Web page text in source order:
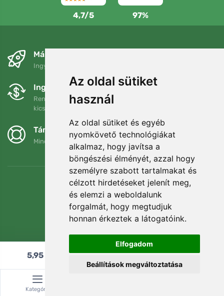
Az oldal sütiket
használ
Az oldal sütiket és egyéb
nyomkövető technológiákat
alkalmaz, hogy javítsa a
böngészési élményét, azzal hogy
személyre szabott tartalmakat és
célzott hirdetéseket jelenít meg,
és elemzi a weboldalunk
forgalmát, hogy megtudjuk
honnan érkeztek a látogatóink.
Elfogadom
Beállítások megváltoztatása
4,7/5 97%
Másnapra és ingyenesen
Ingyenes szállítás a következő összeg felett: 80 EUR
Ingyenes csere és visszaküldés
Rendelését 90 napon belül bármikor visszaküldheti vagy
kicserélheti.
Támogatjuk a Trees.org-ot
Minden megrendelésért ültetünk egy fát! Bővebben
5,95 Hozzáadás a kosárhoz
Kategória